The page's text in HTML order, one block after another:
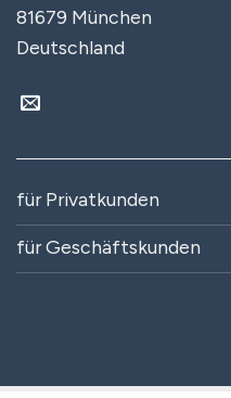
81679 München
Deutschland
für Privatkunden
für Geschäftskunden